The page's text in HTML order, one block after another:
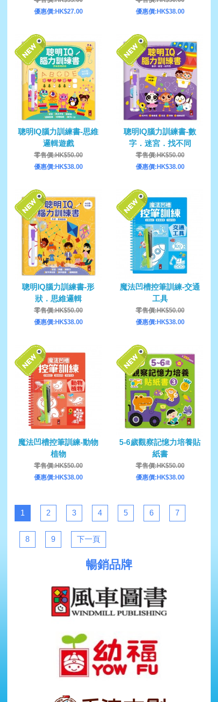
優惠價:HK$27.00
優惠價:HK$38.00
聰明IQ腦力訓練書-思維
邏輯遊戲
零售價:HK$50.00
優惠價:HK$38.00
聰明IQ腦力訓練書-數
字．迷宮．找不同
零售價:HK$50.00
優惠價:HK$38.00
聰明IQ腦力訓練書-形
狀．思維邏輯
零售價:HK$50.00
優惠價:HK$38.00
魔法凹槽控筆訓練-交通
工具
零售價:HK$50.00
優惠價:HK$38.00
魔法凹槽控筆訓練-動物
植物
零售價:HK$50.00
優惠價:HK$38.00
5-6歲觀察記憶力培養貼
紙書
零售價:HK$50.00
優惠價:HK$38.00
1 2 3 4 5 6 7
8 9 下一頁
暢銷品牌